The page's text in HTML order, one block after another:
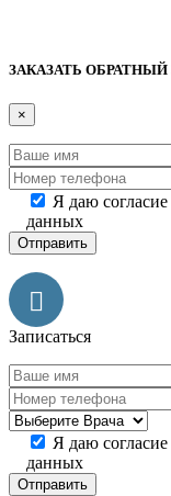
ЗАКАЗАТЬ
×
Я даю
данных
Записаться
Я даю
данных